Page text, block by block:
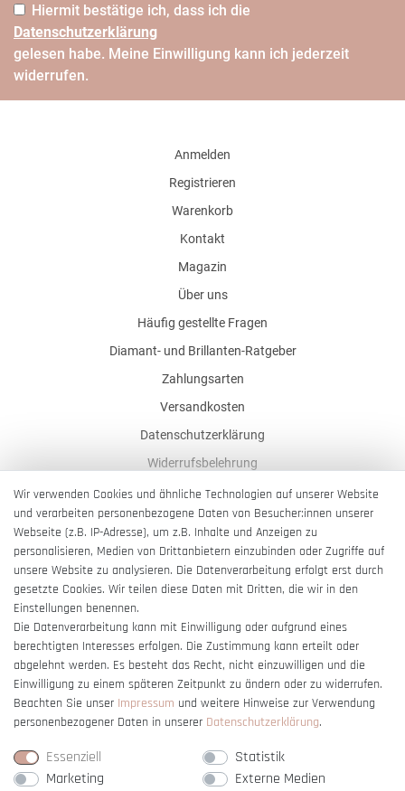
Hiermit bestätige ich, dass ich die
Daten­schutz­erklärung
gelesen habe. Meine Einwilligung kann ich jederzeit
widerrufen.
Anmelden
Registrieren
Warenkorb
Kontakt
Magazin
Über uns
Häufig gestellte Fragen
Diamant- und Brillanten-Ratgeber
Zahlungsarten
Versandkosten
Datenschutzerklärung
Widerrufsbelehrung
AGB
Impressum
Barrierefreiheitserklärung
Vertrag widerrufen
Wir verwenden Cookies und ähnliche Technologien auf unserer Website
und verarbeiten personenbezogene Daten von Besucher:innen unserer
Webseite (z.B. IP-Adresse), um z.B. Inhalte und Anzeigen zu
personalisieren, Medien von Drittanbietern einzubinden oder Zugriffe auf
unsere Website zu analysieren. Die Datenverarbeitung erfolgt erst durch
gesetzte Cookies. Wir teilen diese Daten mit Dritten, die wir in den
Einstellungen benennen.
Die Datenverarbeitung kann mit Einwilligung oder aufgrund eines
berechtigten Interesses erfolgen. Die Zustimmung kann erteilt oder
abgelehnt werden. Es besteht das Recht, nicht einzuwilligen und die
Einwilligung zu einem späteren Zeitpunkt zu ändern oder zu widerrufen.
Beachten Sie unser Impressum und weitere Hinweise zur Verwendung
personenbezogener Daten in unserer Daten­schutz­erklärung.
Essenziell
Statistik
Marketing
Externe Medien